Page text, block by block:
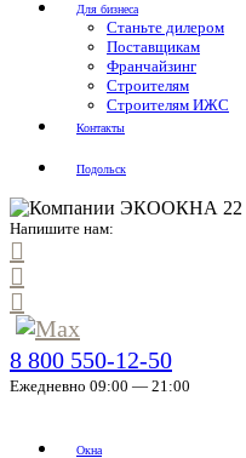
Для бизнеса
Станьте дилером
Поставщикам
Франчайзинг
Строителям
Строителям ИЖС
Контакты
Подольск
Напишите нам:
8 800 550-12-50
Ежедневно 09:00 — 21:00
Окна